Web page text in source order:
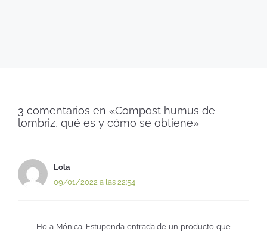
3 comentarios en «Compost humus de
lombriz, qué es y cómo se obtiene»
Lola
09/01/2022 a las 22:54
Hola Mónica. Estupenda entrada de un producto que